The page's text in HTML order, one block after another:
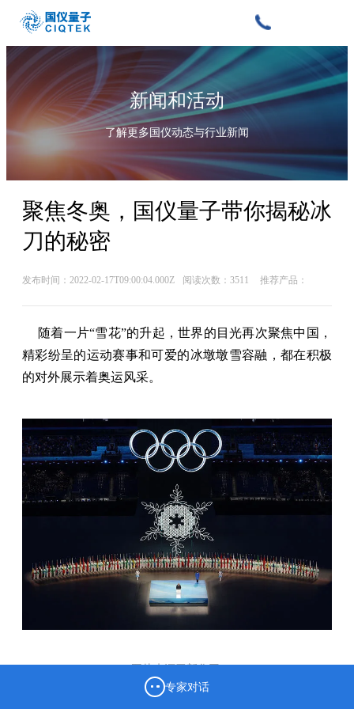
新闻和活动
了解更多国仪动态与行业新闻
聚焦冬奥，国仪量子带你揭秘冰
刀的秘密
发布时间：2022-02-17T09:00:04.000Z 阅读次数：3511 推荐产品：
随着一片“雪花”的升起，世界的目光再次聚焦中国，
精彩纷呈的运动赛事和可爱的冰墩墩雪容融，都在积极
的对外展示着奥运风采。
专家对话